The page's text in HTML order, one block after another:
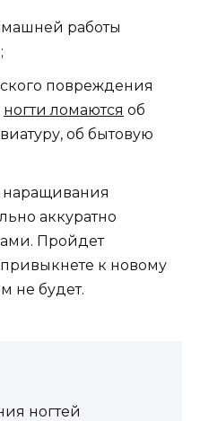
работы
повреждения
ногти ломаются об
об бытовую
аккуратно
Пройдет
к новому
не будет.
ногтей